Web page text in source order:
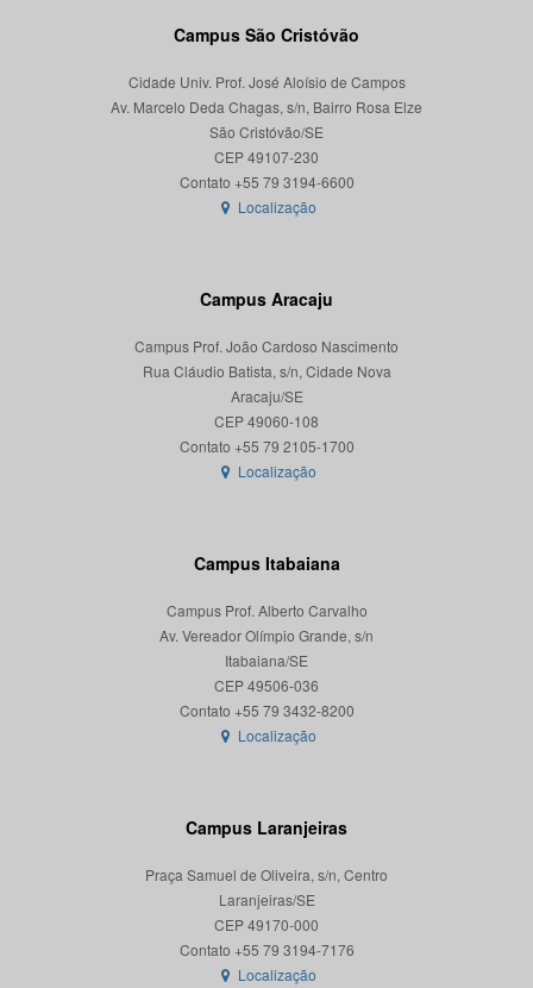
Campus São Cristóvão
Cidade Univ. Prof. José Aloísio de Campos
Av. Marcelo Deda Chagas, s/n, Bairro Rosa Elze
São Cristóvão/SE
CEP 49107-230
Localização
Campus Aracaju
Campus Prof. João Cardoso Nascimento
Rua Cláudio Batista, s/n, Cidade Nova
Aracaju/SE
CEP 49060-108
Localização
Campus Itabaiana
Campus Prof. Alberto Carvalho
Av. Vereador Olímpio Grande, s/n
Itabaiana/SE
CEP 49506-036
Localização
Campus Laranjeiras
Praça Samuel de Oliveira, s/n, Centro
Laranjeiras/SE
CEP 49170-000
Localização